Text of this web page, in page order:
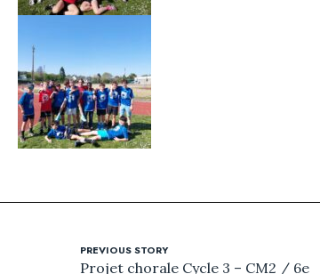
PREVIOUS STORY
Projet chorale Cycle 3 – CM2 / 6e